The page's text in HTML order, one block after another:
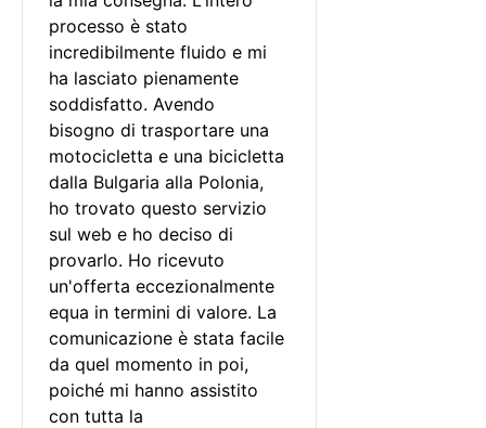
processo è stato
incredibilmente fluido e mi
ha lasciato pienamente
soddisfatto. Avendo
bisogno di trasportare una
motocicletta e una bicicletta
dalla Bulgaria alla Polonia,
ho trovato questo servizio
sul web e ho deciso di
provarlo. Ho ricevuto
un'offerta eccezionalmente
equa in termini di valore. La
comunicazione è stata facile
da quel momento in poi,
poiché mi hanno assistito
con tutta la